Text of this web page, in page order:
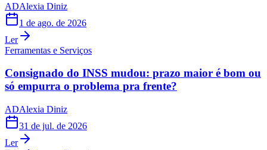
ADAlexia Diniz
1 de ago. de 2026
Ler
Ferramentas e Serviços
Consignado do INSS mudou: prazo maior é bom ou
só empurra o problema pra frente?
ADAlexia Diniz
31 de jul. de 2026
Ler